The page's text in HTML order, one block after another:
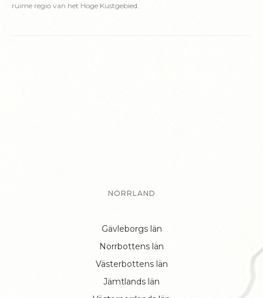
ruime regio van het Hoge Kustgebied.
NORRLAND
Gävleborgs län
Norrbottens län
Västerbottens län
Jämtlands län